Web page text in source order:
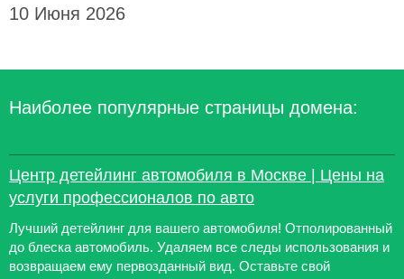
10 Июня 2026
Наиболее популярные страницы домена:
Центр детейлинг автомобиля в Москве | Цены на
услуги профессионалов по авто
Лучший детейлинг для вашего автомобиля! Отполированный
до блеска автомобиль. Удаляем все следы использования и
возвращаем ему первозданный вид. Оставьте свой